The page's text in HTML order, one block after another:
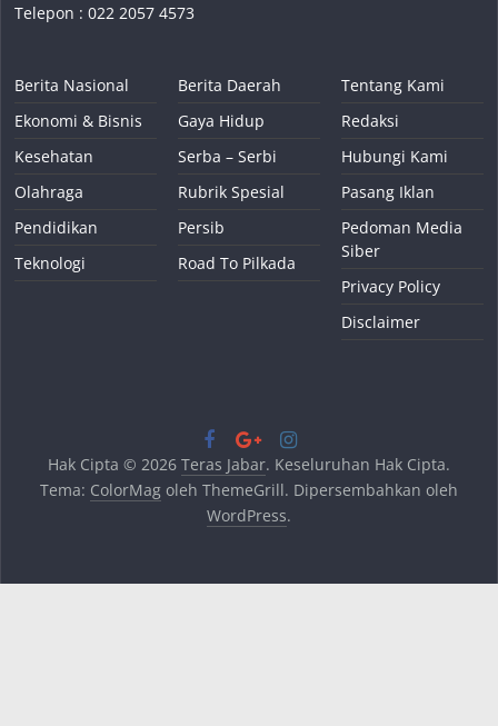
Telepon : 022 2057 4573
Berita Nasional
Ekonomi & Bisnis
Kesehatan
Olahraga
Pendidikan
Teknologi
Berita Daerah
Gaya Hidup
Serba – Serbi
Rubrik Spesial
Persib
Road To Pilkada
Tentang Kami
Redaksi
Hubungi Kami
Pasang Iklan
Pedoman Media
Siber
Privacy Policy
Disclaimer
Hak Cipta © 2026 Teras Jabar. Keseluruhan Hak Cipta.
Tema: ColorMagoleh ThemeGrill. Dipersembahkan oleh
WordPress.